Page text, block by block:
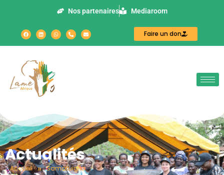
Nos partenaires Mediaroom
Faire un don
Actualités
Accueil » Samatuigila